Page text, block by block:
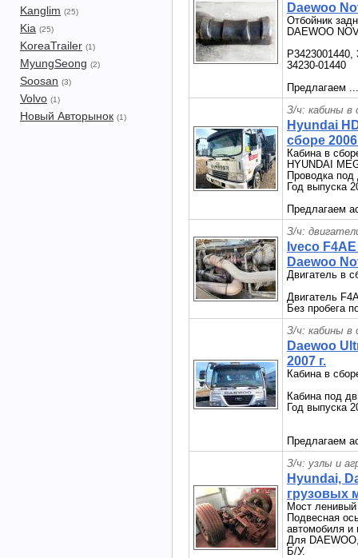
Kanglim (25)
Kia (25)
KoreaTrailer (1)
MyungSeong (2)
Soosan (3)
Volvo (1)
Новый Авторынок (1)
Daewoo
Отбойник
DAEWOO
P3423001440,
34230-01440
Предлагаем
З/ч: кабины в
Hyundai
сборе 2006
Кабина в
HYUNDAI
Проводка под
Год выпуска
Предлагаем
З/ч:
Iveco
Daewoo
Двигатель в
Двигатель
Без пробега
З/ч: кабины в
Daewoo
2007 г.
Кабина в
Кабина под
Год выпуска
Предлагаем
З/ч: узлы и
Hyundai,
грузовых
Мост
Подвесная
автомобиля
Для
Б/У.